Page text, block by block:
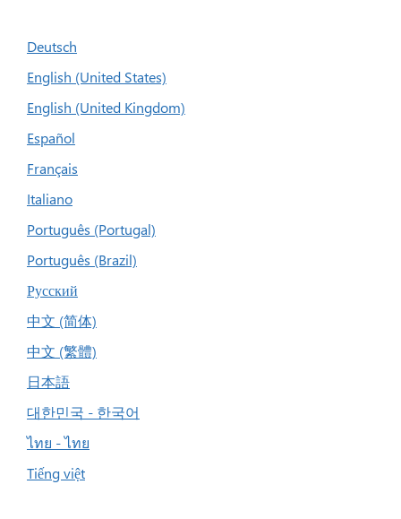
Deutsch
English (United States)
English (United Kingdom)
Español
Français
Italiano
Português (Portugal)
Português (Brazil)
Русский
中文 (简体)
中文 (繁體)
日本語
대한민국 - 한국어
ไทย - ไทย
Tiếng việt